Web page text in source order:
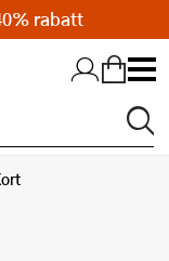
rabatt